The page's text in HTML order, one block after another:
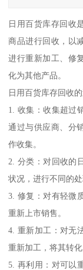
日用百货库存回收
商品进行回收，以
进行重新加工、修
化为其他产品。
日用百货库存回收
1. 收集：收集超过
通过与供应商、分
作收集。
2. 分类：对回收的
状况，进行不同的处
3. 修复：对有轻微
重新上市销售。
4. 重新加工：对无
重新加工，将其转
5. 再利用：对可以